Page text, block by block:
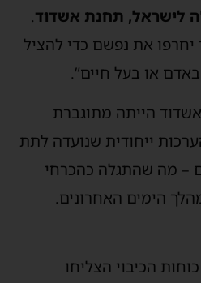
לישראל, תחנת אשדוד.
את נפשם כדי להציל
או בעל חיים”.
הייתה מתוגברת
ייחודית שנועדה לתת
– מה שהתגלה כהכרחי
הימים האחרונים.
הכיבוי הצליחו